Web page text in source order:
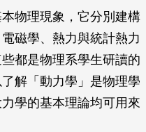
物理現象，它分別建構
磁學、熱力與統計熱力
都是物理系學生研讀的
解「動力學」是物理學
學的基本理論均可用來